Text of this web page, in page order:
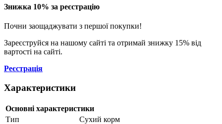
Знижка 10% за реєстрацію
Почни заощаджувати з першої покупки!
Зареєструйся на нашому сайті та отримай знижку 15% від
вартості на сайті.
Реєстрація
Характеристики
Основні характеристики
Тип
Сухий корм